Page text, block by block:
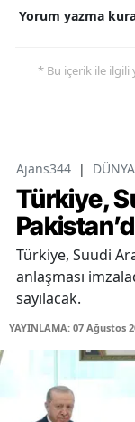
Yorum yazma
* Bu içerik ile ilgili
Ajans344 | DÜNYA
Türkiye,
Türkiye, Suudi
anlaşması
sayılacak.
YAYINLAMA: 07 Ağustos